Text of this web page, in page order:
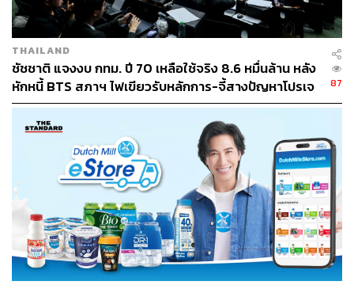
THAILAND
ชัชชาติ แจงงบ กทม. ปี 70 เหลือใช้จริง 8.6 หมื่นล้าน หลัง
หักหนี้ BTS สภาฯ ไฟเขียวรับหลักการ-จี้สางปัญหาโปรเจ
กต์ล่าช้า
87